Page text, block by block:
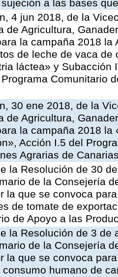
sujeción a las bases
4 jun 2018, de la
de Agricultura,
la campaña 2018
de leche de vaca
láctea» y Subacción
Comunitario
30 ene 2018, de la
de Agricultura,
la campaña 2018
Acción I.5 del
Agrarias de
la Resolución de 30
de la Consejería
la que se convoca
de tomate de
de Apoyo a las
la Resolución de 3
de la Consejería
la que se convoca
humano de